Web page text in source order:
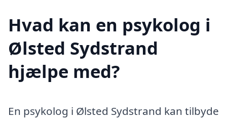
Hvad kan en psykolog i
Ølsted Sydstrand
hjælpe med?
En psykolog i Ølsted Sydstrand kan tilbyde